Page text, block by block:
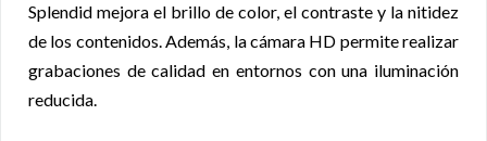
Splendid mejora el brillo de color, el contraste y la nitidez
de los contenidos. Además, la cámara HD permite realizar
grabaciones de calidad en entornos con una iluminación
reducida.